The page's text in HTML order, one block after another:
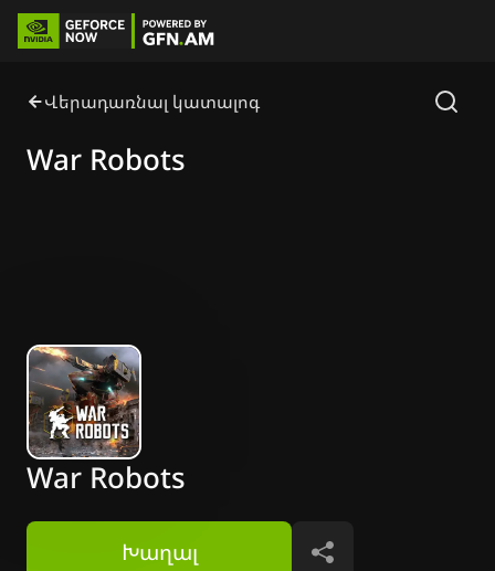
Վերադառնալ կատալոգ
War Robots
War Robots
Խաղալ Կիսվել